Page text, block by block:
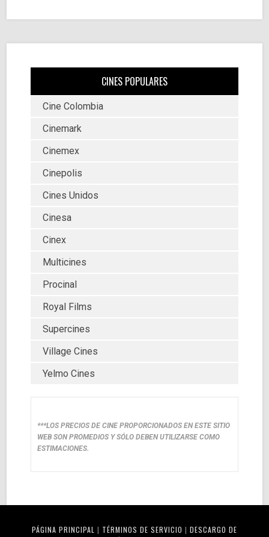
CINES POPULARES
Cine Colombia
Cinemark
Cinemex
Cinepolis
Cines Unidos
Cinesa
Cinex
Multicines
Procinal
Royal Films
Supercines
Village Cines
Yelmo Cines
***LOS PRECIOS DE CINE PROPORCIONADOS EN ESTE SITIO
WEB SON PROMEDIOS Y SÓLO DEBEN UTILIZARSE COMO
ESTIMACIONES.
PÁGINA PRINCIPAL | TÉRMINOS DE SERVICIO | DESCARGO DE